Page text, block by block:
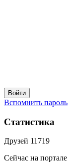
Вспомнить пароль
Статистика
Друзей 11719
Сейчас на портале